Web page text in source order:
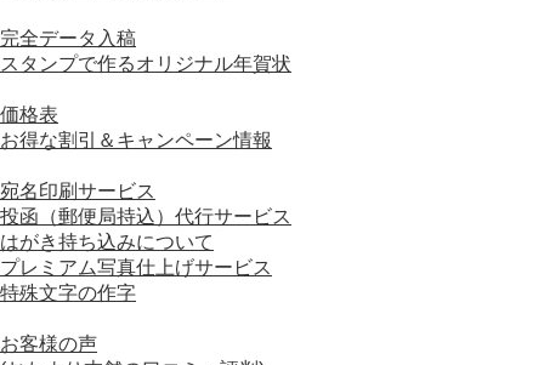
完全データ入稿
スタンプで作るオリジナル年賀状
価格表
お得な割引＆キャンペーン情報
宛名印刷サービス
投函（郵便局持込）代行サービス
はがき持ち込みについて
プレミアム写真仕上げサービス
特殊文字の作字
お客様の声